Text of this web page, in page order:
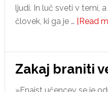
ljudi. In luč sveti v temí,
človek, ki ga je … [Read
Zakaj braniti